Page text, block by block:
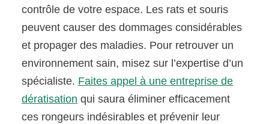
contrôle de votre espace. Les rats et souris
peuvent causer des dommages considérables
et propager des maladies. Pour retrouver un
environnement sain, misez sur l’expertise d’un
spécialiste. Faites appel à une entreprise de
dératisation qui saura éliminer efficacement
ces rongeurs indésirables et prévenir leur